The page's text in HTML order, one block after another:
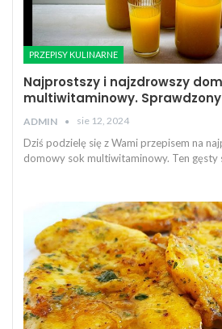
PRZEPISY KULINARNE
Najprostszy i najzdrowszy
multiwitaminowy.
ADMIN sie 12, 2024
Dziś podzielę się z Wami przepisem na
domowy sok multiwitaminowy. Ten gęsty